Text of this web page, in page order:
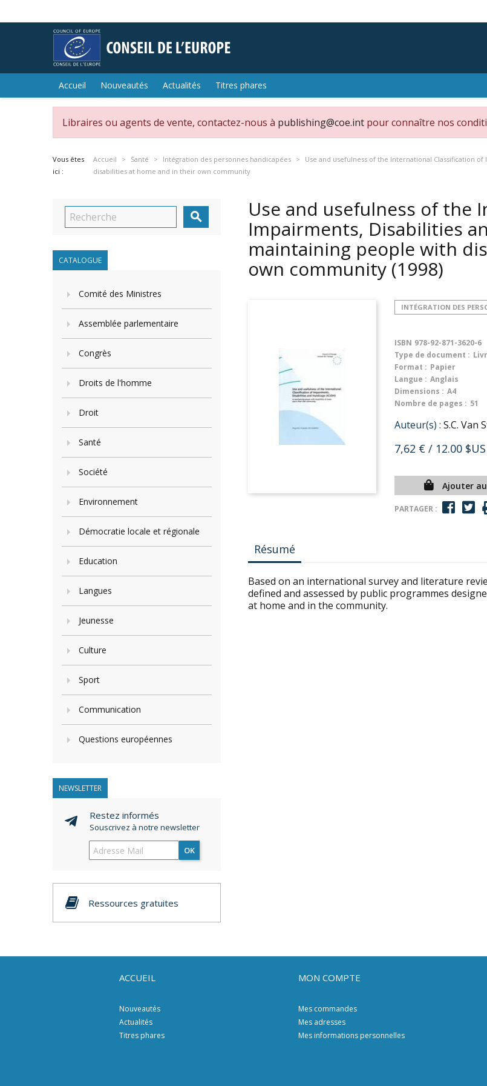
Accueil Nouveautés Actualités Titres phares
Libraires ou agents de vente, contactez-nous à publishing@coe.int pour connaître nos
Vous êtes
ici :
Accueil Santé Intégration des personnes handicapées
Use and usefulness of the International Classification
disabilities at home and in their own community

CATALOGUE
Comité des Ministres
Assemblée parlementaire
Congrès
Droits de l'homme
Droit
Santé
Société
Environnement
Démocratie locale et régionale
Education
Langues
Jeunesse
Culture
Sport
Communication
Questions européennes
NEWSLETTER
Restez informés
Souscrivez à notre newsletter
OK
Ressources gratuites
Use and usefulness of the
Impairments, Disabilities
maintaining people with
own community (1998)
INTÉGRATION DES
ISBN 978-92-871-3620-6
Type de document :
Format : Papier
Langue : Anglais
Dimensions : A4
Nombre de pages : 51
Auteur(s) : S.C. Van
7,62 € / 12.00 $US
Ajouter
PARTAGER :
Résumé
Based on an international survey and literature
defined and assessed by public programmes
at home and in the community.
ACCUEIL
Nouveautés
Actualités
Titres phares
MON COMPTE
Mes commandes
Mes adresses
Mes informations personnelles